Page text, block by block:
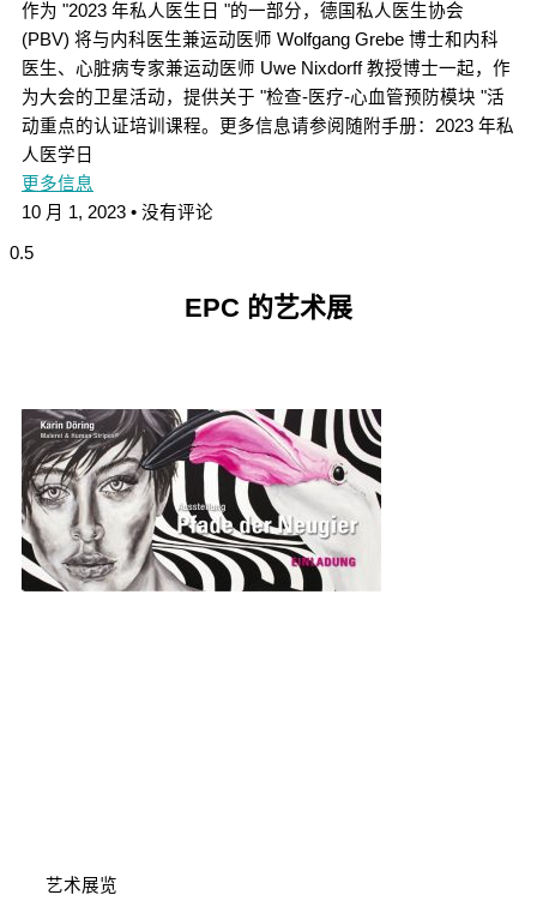
作为 "2023 年私人医生日 "的一部分，德国私人医生协会
(PBV) 将与内科医生兼运动医师 Wolfgang Grebe 博士和内科
医生、心脏病专家兼运动医师 Uwe Nixdorff 教授博士一起，作
为大会的卫星活动，提供关于 "检查-医疗-心血管预防模块 "活
动重点的认证培训课程。更多信息请参阅随附手册：2023 年私
人医学日
更多信息
10 月 1, 2023
没有评论
EPC 的艺术展
艺术展览